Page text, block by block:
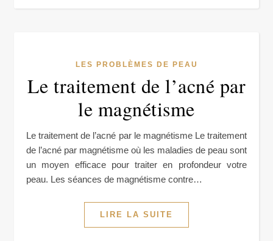
LES PROBLÈMES DE PEAU
Le traitement de l’acné par
le magnétisme
Le traitement de l’acné par le magnétisme Le traitement
de l’acné par magnétisme où les maladies de peau sont
un moyen efficace pour traiter en profondeur votre
peau. Les séances de magnétisme contre…
LIRE LA SUITE